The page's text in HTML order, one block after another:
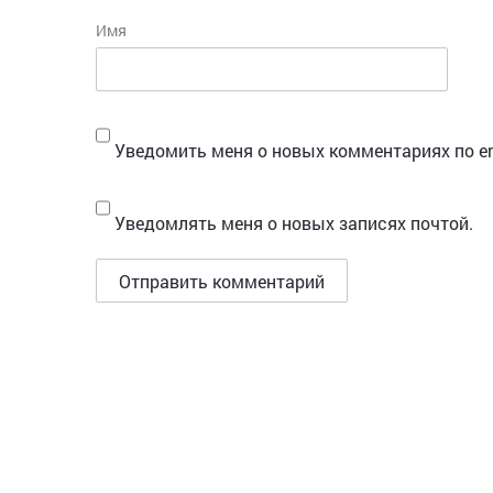
Имя
Уведомить меня о новых комментариях по
Уведомлять меня о новых записях почтой.